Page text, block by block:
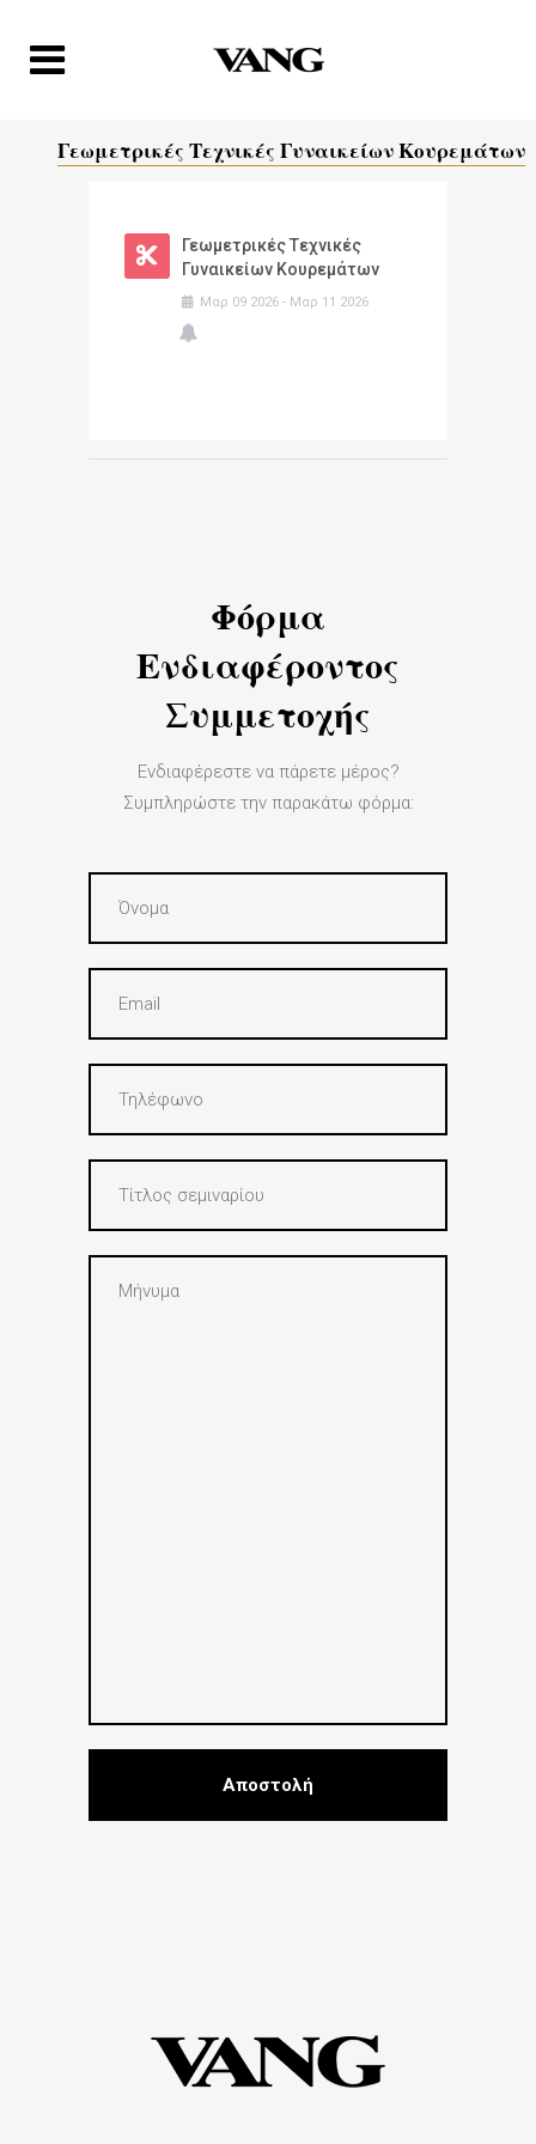
Γεωμετρικές Tεχνικές Γυναικείων Κουρεμάτων
Γεωμετρικές Tεχνικές
Γυναικείων Κουρεμάτων
Μαρ 09 2026 - Μαρ 11 2026
Φόρμα
Ενδιαφέροντος
Συμμετοχής
Ενδιαφέρεστε να πάρετε μέρος?
Συμπληρώστε την παρακάτω φόρμα: